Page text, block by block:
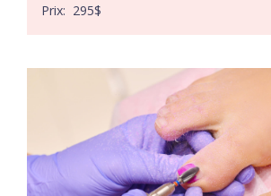
Prix: 295$